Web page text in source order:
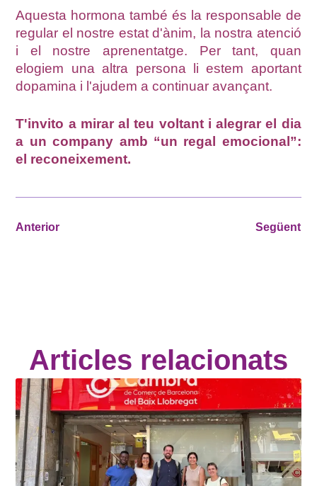
Aquesta hormona també és la responsable de
regular el nostre estat d'ànim, la nostra atenció
i el nostre aprenentatge. Per tant, quan
elogiem una altra persona li estem aportant
dopamina i l'ajudem a continuar avançant.
T'invito a mirar al teu voltant i alegrar el dia
a un company amb “un regal emocional”:
el reconeixement.
Anterior Següent
Articles relacionats